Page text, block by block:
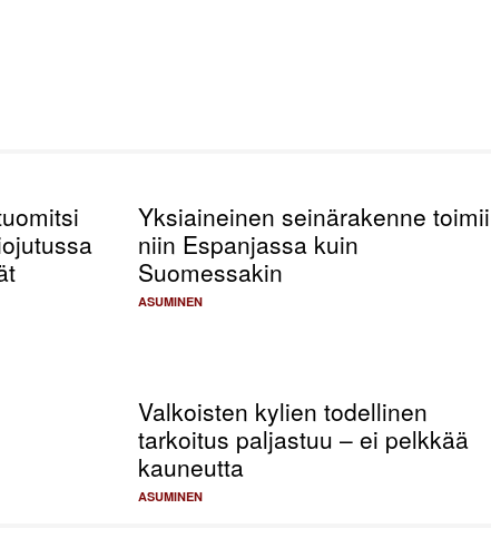
Yksiaineinen seinärakenne toimii
niin Espanjassa kuin
Suomessakin
ASUMINEN
Valkoisten kylien todellinen
tarkoitus paljastuu – ei pelkkää
kauneutta
ASUMINEN